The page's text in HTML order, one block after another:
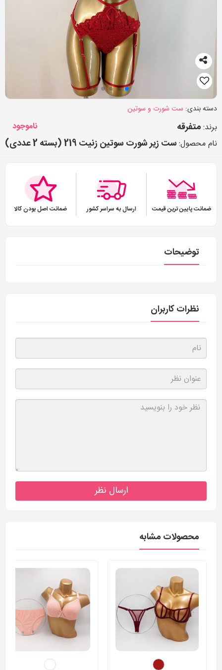
دسته بندی: ست شورت و سوتین
برند:متفرقه
ناموجود
نام محصول:ست زیر شورت سوتین زنیت 219 (بسته 2 عددی)
ضمانت پایین ترین قیمت ارسال به سراسر کشور ضمانت اصل بودن کالا
توضیحات
نظرات کاربران
ارسال نظر
محصولات مشابه